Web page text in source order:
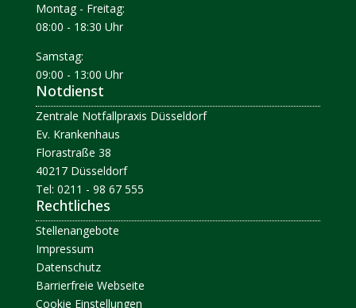
Montag - Freitag:
08:00 - 18:30 Uhr
Samstag:
09:00 - 13:00 Uhr
Notdienst
Zentrale Notfallpraxis Düsseldorf
Ev. Krankenhaus
Florastraße 38
40217 Düsseldorf
Tel: 0211 - 98 67 555
Rechtliches
Stellenangebote
Impressum
Datenschutz
Barrierfreie Webseite
Cookie Einstellungen